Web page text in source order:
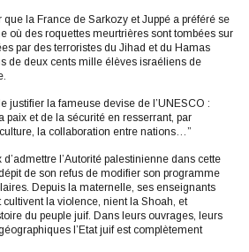
que la France de Sarkozy et Juppé a préféré se
où des roquettes meurtrières sont tombées sur
par des terroristes du Jihad et du Hamas
de deux cents mille élèves israéliens de
justifier la fameuse devise de l’UNESCO :
paix et de la sécurité en resserrant, par
la collaboration entre nations…”
d’admettre l’Autorité palestinienne dans cette
de son refus de modifier son programme
Depuis la maternelle, ses enseignants
cultivent la violence, nient la Shoah, et
du peuple juif. Dans leurs ouvrages, leurs
l’Etat juif est complètement